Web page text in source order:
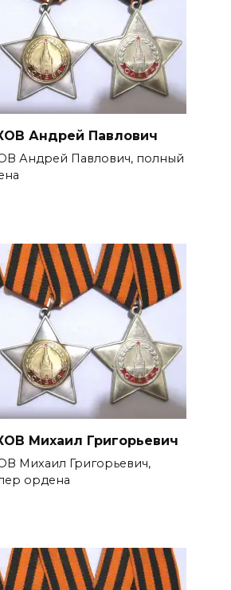
Андрей Павлович
Андрей Павлович, полный
Михаил Григорье­вич
Михаил Григорье­вич,
ордена